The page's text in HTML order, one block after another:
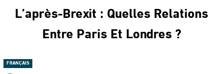
L’après-Brexit : Quelles Relations
Entre Paris Et Londres ?
FRANÇAIS